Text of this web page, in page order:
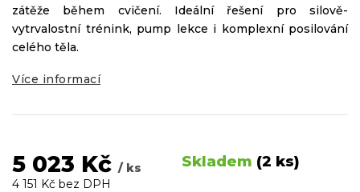
5 023 Kč / ks Skladem (2 ks)
4 151 Kč bez DPH
zátěže během cvičení. Ideální řešení pro silově-
vytrvalostní trénink, pump lekce i komplexní posilování
celého těla.
Více informací